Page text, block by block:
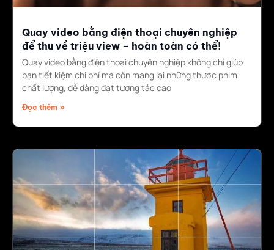
Quay video bằng điện thoại chuyên nghiệp
để thu về triệu view – hoàn toàn có thể!
Quay video bằng điện thoại chuyên nghiệp không chỉ giúp
bạn tiết kiệm chi phí mà còn mang lại những thước phim
chất lượng, dễ dàng đạt tương tác cao
Đọc thêm »